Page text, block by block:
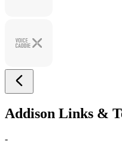
Addison Links &
-